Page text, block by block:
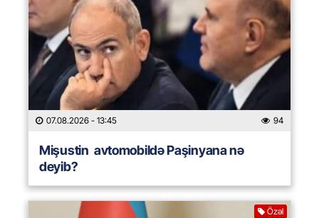
07.08.2026 - 13:45 94
Mişustin avtomobildə Paşinyana nə
deyib?
Özəl